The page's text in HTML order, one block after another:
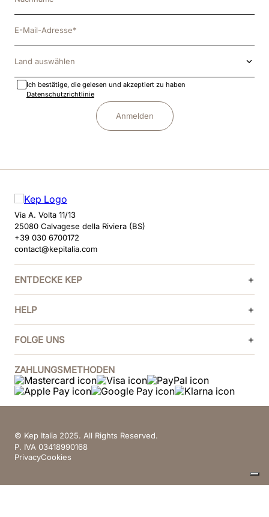
Land auswählen
Ich bestätige, die gelesen und akzeptiert zu haben
Datenschutzrichtlinie
Anmelden
Via A. Volta 11/13
25080 Calvagese della Riviera (BS)
+39 030 6700172
contact@kepitalia.com
ENTDECKE KEP
HELP
FOLGE UNS
ZAHLUNGSMETHODEN
© Kep Italia 2025. All Rights Reserved.
P. IVA 03418990168
PrivacyCookies